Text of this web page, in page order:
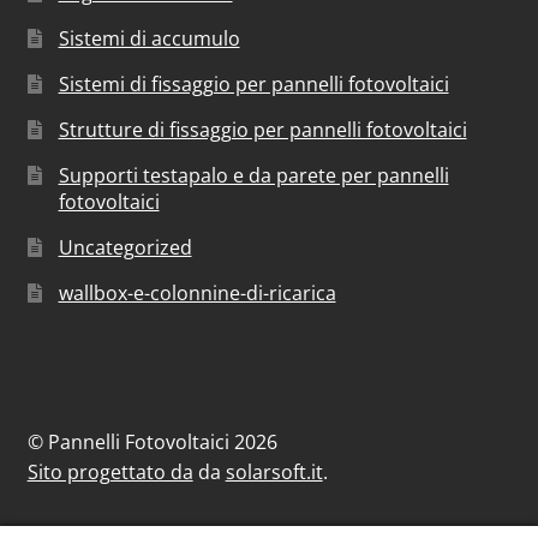
Sistemi di accumulo
Sistemi di fissaggio per pannelli fotovoltaici
Strutture di fissaggio per pannelli fotovoltaici
Supporti testapalo e da parete per pannelli
fotovoltaici
Uncategorized
wallbox-e-colonnine-di-ricarica
© Pannelli Fotovoltaici 2026
Sito progettato da da solarsoft.it.